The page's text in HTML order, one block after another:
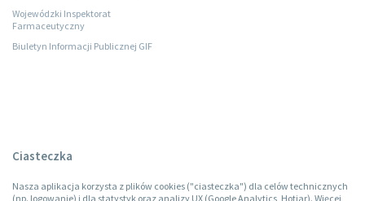
Wojewódzki Inspektorat
Farmaceutyczny
Biuletyn Informacji Publicznej GIF
Ciasteczka
Nasza aplikacja korzysta z plików cookies ("ciasteczka") dla celów technicznych
(np. logowanie) i dla statystyk oraz analizy UX (Google Analytics, Hotjar). Więcej